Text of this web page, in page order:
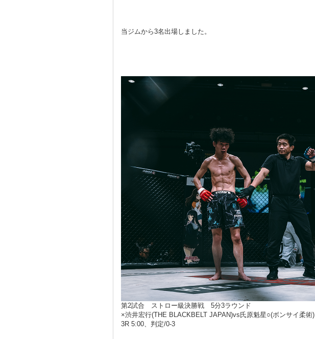
当ジムから3名出場しました。
第2試合 ストロー級決勝戦 5分3ラウンド
×渋井宏行(THE BLACKBELT JAPAN)vs氏原魁星○(ボンサイ柔術)
3R 5:00、判定/0-3